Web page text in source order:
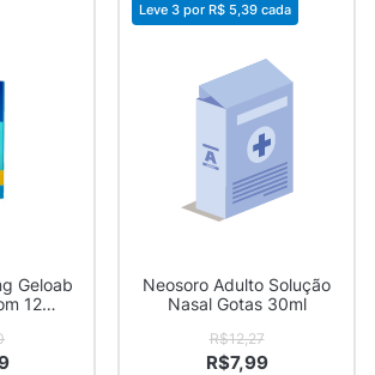
Geloab
12
Leve 3 por R$ 5,39 cada
Neosoro Adulto Solução
Nasal Gotas 30ml
R$12,27
R$7,99